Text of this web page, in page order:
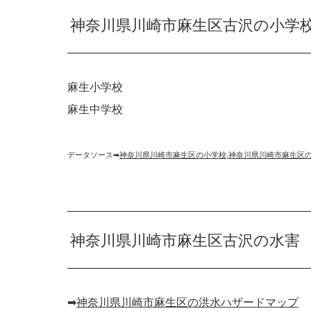
神奈川県川崎市麻生区古沢の小学
麻生小学校
麻生中学校
データソース➡︎神奈川県川崎市麻生区の小学校 神奈川県川崎市麻生区
神奈川県川崎市麻生区古沢の水害
➡︎神奈川県川崎市麻生区の洪水ハザードマップ